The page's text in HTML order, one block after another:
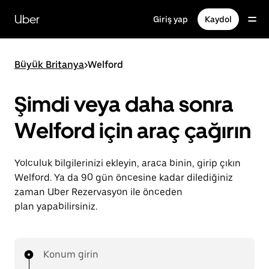
içeriğe
gidinUber Giriş yap Kaydol
Büyük Britanya>Welford
Şimdi veya daha sonra
Welford için araç çağırın
Yolculuk bilgilerinizi ekleyin, araca binin, girip çıkın
Welford. Ya da 90 gün öncesine kadar dilediğiniz
zaman Uber Rezervasyon ile önceden
plan yapabilirsiniz.
Konum girin